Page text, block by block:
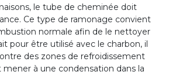
le tube de cheminée doit
Ce type de ramonage convient
normale afin de le nettoyer
pour être utilisé avec le charbon, il
des zones de refroidissement
mener à une condensation dans la